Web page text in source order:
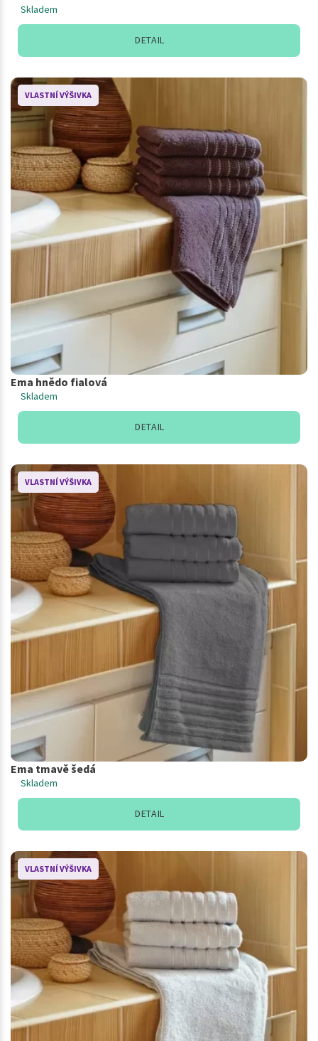
Skladem
DETAIL
VLASTNÍ VÝŠIVKA
Ema hnědo fialová
Skladem
DETAIL
VLASTNÍ VÝŠIVKA
Ema tmavě šedá
Skladem
DETAIL
VLASTNÍ VÝŠIVKA